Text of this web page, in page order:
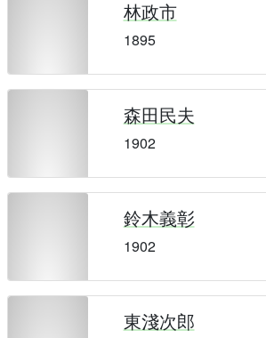
林政市
1895
森田民夫
1902
鈴木義彰
1902
東淺次郎